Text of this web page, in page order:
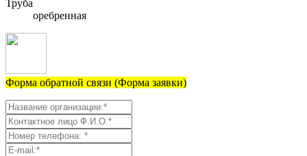
Труба
оребренная
Форма обратной связи (Форма заявки)